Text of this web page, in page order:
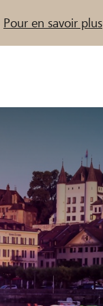
Pour en savoir plus